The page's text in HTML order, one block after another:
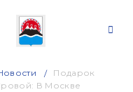
Подарок
В Москве